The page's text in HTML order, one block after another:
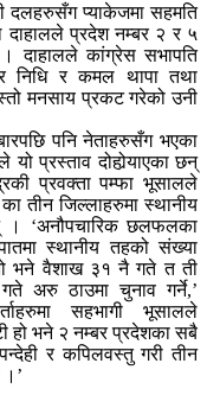
दलहरुसँग प्याकेजमा सहमति
दाहालले प्रदेश नम्बर २ र ५
दाहालले कांग्रेस सभापति
निधि र कमल थापा तथा
मनसाय प्रकट गरेको उनी
पनि नेताहरुसँग भएका
प्रस्ताव दोहोर्‍याएका छन्
प्रवक्ता पम्फा भूसालले
तीन जिल्लाहरुमा स्थानीय
। ‘अनौपचारिक छलफलका
स्थानीय तहको संख्या
भने वैशाख ३१ नै गते त ती
अरु ठाउमा चुनाव गर्ने,’
सहभागी भूसालले
हो भने २ नम्बर प्रदेशका सबै
र कपिलवस्तु गरी तीन